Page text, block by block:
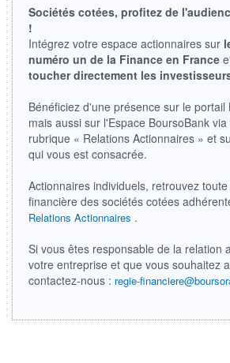
2 0,00%
LIMITE À LA
BAISSE
0,0000
HAUSSE
0,0000
ESTIMÉ 2026
-
2026
-
DERNIER
ÉCHANGE
Non éligible
Boursobank
+
Sociétés cotées, profitez de
!
Intégrez votre espace actionnaires sur
numéro un de la Finance en France
toucher directement les
Bénéficiez d'une présence sur le portail
mais aussi sur l'Espace BoursoBank
rubrique « Relations Actionnaires » et
qui vous est consacrée.
Actionnaires individuels, retrouvez
financière des sociétés cotées
Relations Actionnaires .
Si vous êtes responsable de la relation
votre entreprise et que vous souhaitez
contactez-nous : regie-